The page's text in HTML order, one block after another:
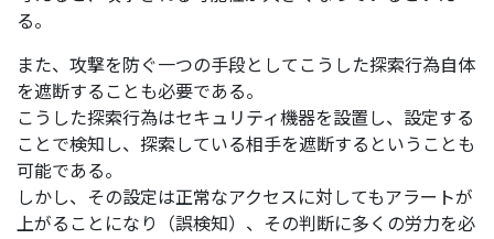
る。
また、攻撃を防ぐ一つの手段としてこうした探索行為自体
を遮断することも必要である。
こうした探索行為はセキュリティ機器を設置し、設定する
ことで検知し、探索している相手を遮断するということも
可能である。
しかし、その設定は正常なアクセスに対してもアラートが
上がることになり（誤検知）、その判断に多くの労力を必